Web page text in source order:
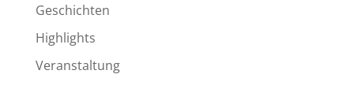
Geschichten
Highlights
Veranstaltung